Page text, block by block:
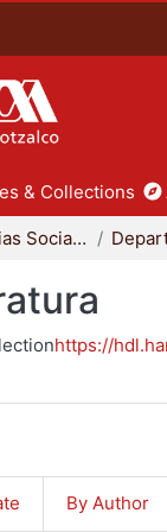
& Collections
División de Ciencias Sociales y Humanidades
https://
By Author